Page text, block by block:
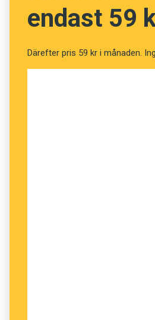
samling av olika genrer
endast 59
Därefter pris 59 kr i månaden.